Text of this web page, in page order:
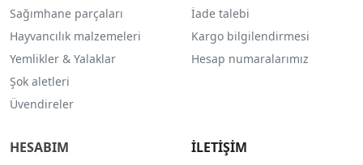
Sağımhane parçaları
Hayvancılık malzemeleri
Yemlikler & Yalaklar
Şok aletleri
Üvendireler
İade talebi
Kargo bilgilendirmesi
Hesap numaralarımız
HESABIM İLETİŞİM